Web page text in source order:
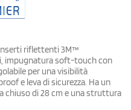
riflettenti 3M™
impugnatura soft-touch con
per una visibilità
e leva di sicurezza. Ha un
chiuso di 28 cm e una struttura